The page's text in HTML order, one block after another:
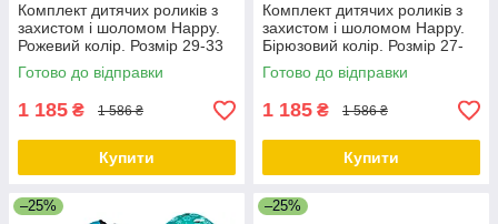
Комплект дитячих роликів з
захистом і шоломом Happy.
Рожевий колір. Розмір 29-33
Готово до відправки
1 185 ₴ 1 586 ₴
Купити
Комплект дитячих роликів з
захистом і шоломом Happy.
Бірюзовий колір. Розмір 27-
30
Готово до відправки
1 185 ₴ 1 586 ₴
Купити
–25% –25%